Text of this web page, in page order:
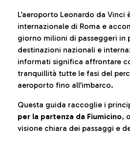
L’aeroporto Leonardo da Vinci
internazionale di Roma e
giorno milioni di passeggeri in
destinazioni nazionali e
informati significa affrontare
tranquillità tutte le fasi del
aeroporto fino all’imbarco.
Questa guida raccoglie i
per la partenza da Fiumicino,
visione chiara dei passaggi e